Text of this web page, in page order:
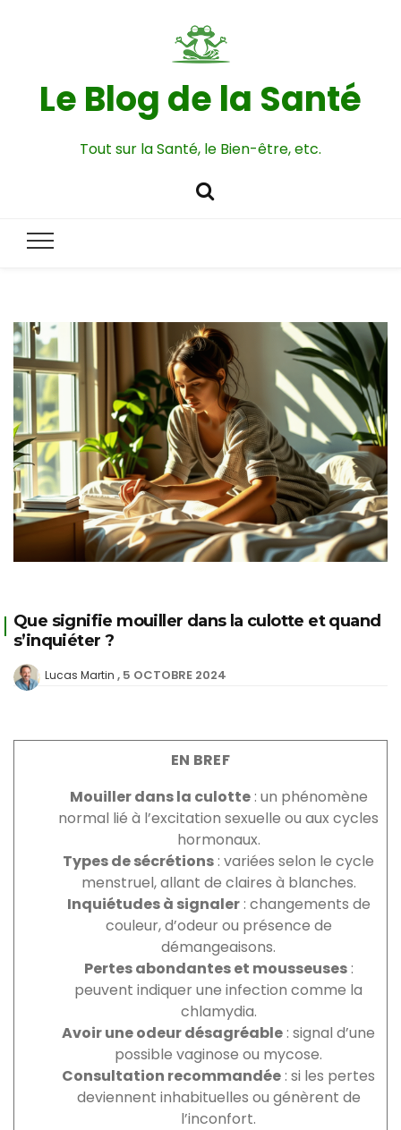
Le Blog de la Santé
Tout sur la Santé, le Bien-être, etc.
Que signifie mouiller dans la culotte et quand
s’inquiéter ?
Lucas Martin 5 OCTOBRE 2024
EN BREF
Mouiller dans la culotte: un phénomène
normal lié à l’excitation sexuelle ou aux cycles
hormonaux.
Types de sécrétions : variées selon le cycle
menstruel, allant de claires à blanches.
Inquiétudes à signaler: changements de
couleur, d’odeur ou présence de
démangeaisons.
Pertes abondantes et mousseuses:
peuvent indiquer une infection comme la
chlamydia.
Avoir une odeur désagréable : signal d’une
possible vaginose ou mycose.
Consultation recommandée : si les pertes
deviennent inhabituelles ou génèrent de
l’inconfort.